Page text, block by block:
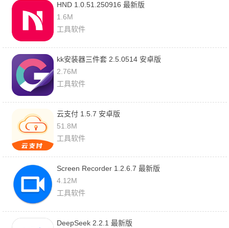
HND 1.0.51.250916 最新版
1.6M
工具软件
kk安装器三件套 2.5.0514 安卓版
2.76M
工具软件
云支付 1.5.7 安卓版
51.8M
工具软件
Screen Recorder 1.2.6.7 最新版
4.12M
工具软件
DeepSeek 2.2.1 最新版